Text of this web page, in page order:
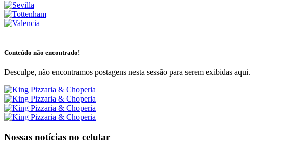
Conteúdo não encontrado!
Desculpe, não encontramos postagens nesta sessão para serem exibidas aqui.
Nossas notícias no celular